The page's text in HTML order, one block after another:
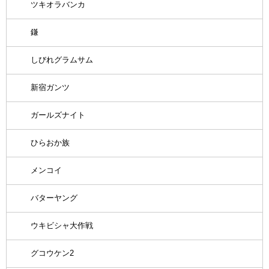
ツキオラバンカ
鎌
しびれグラムサム
新宿ガンツ
ガールズナイト
ひらおか族
メンコイ
バターヤング
ウキビシャ大作戦
グコウケン2